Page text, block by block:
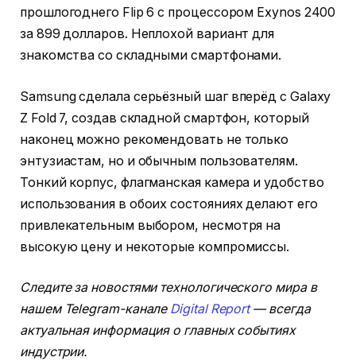
прошлогоднего Flip 6 с процессором Exynos 2400
за 899 долларов. Неплохой вариант для
знакомства со складными смартфонами.
Samsung сделала серьёзный шаг вперёд с Galaxy
Z Fold 7, создав складной смартфон, который
наконец можно рекомендовать не только
энтузиастам, но и обычным пользователям.
Тонкий корпус, флагманская камера и удобство
использования в обоих состояниях делают его
привлекательным выбором, несмотря на
высокую цену и некоторые компромиссы.
Следите за новостями технологического мира в
нашем Telegram-канале Digital Report— всегда
актуальная информация о главных событиях
индустрии.